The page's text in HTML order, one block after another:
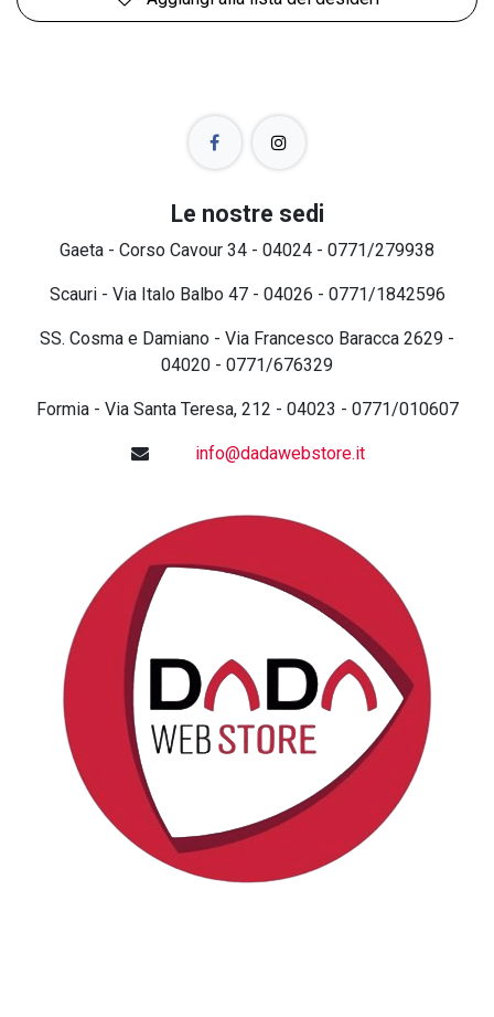
Le nostre sedi
Gaeta - Corso Cavour 34 - 04024 - 0771/279938
Scauri - Via Italo Balbo 47 - 04026 - 0771/1842596
SS. Cosma e Damiano - Via Francesco Baracca 2629 -
04020 - 0771/676329
Formia - Via Santa Teresa, 212 - 04023 - 0771/010607
info@dadawebstore.it